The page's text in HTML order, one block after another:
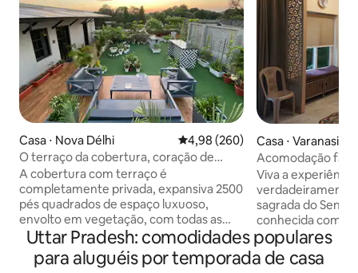
Casa ⋅ Nova Délhi 4,98 de uma avaliação média de
4,98 (260)
O terraço da cobertura, coração de
Lutyens Delhi
A cobertura com terraço é
completamente privada, expansiva 2500
pés quadrados de espaço luxuoso,
envolto em vegetação, com todas as
comodidades modernas e confortos de
criaturas comparáveis a uma suíte.
Nossa localização em Lutyens é
Casa ⋅ Varanasi
Acomodação
Templo e dos
Viva a
verdadeiramente
sagrada do
conhecida como Benares
Paradise
coração da
condomínio
Uttar Pradesh: comodidades populares
para aluguéis por temporada de casa